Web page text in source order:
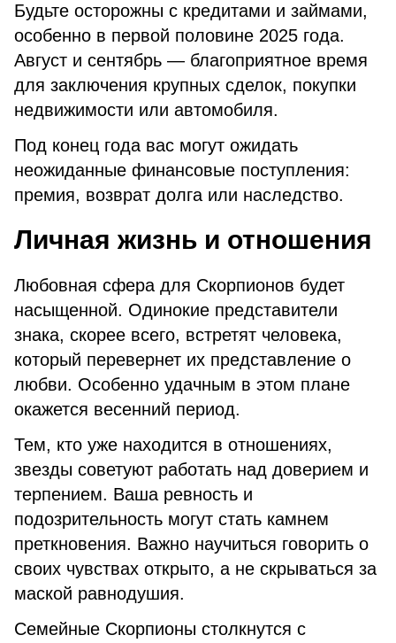
Будьте осторожны с кредитами и займами,
особенно в первой половине 2025 года.
Август и сентябрь — благоприятное время
для заключения крупных сделок, покупки
недвижимости или автомобиля.
Под конец года вас могут ожидать
неожиданные финансовые поступления:
премия, возврат долга или наследство.
Личная жизнь и отношения
Любовная сфера для Скорпионов будет
насыщенной. Одинокие представители
знака, скорее всего, встретят человека,
который перевернет их представление о
любви. Особенно удачным в этом плане
окажется весенний период.
Тем, кто уже находится в отношениях,
звезды советуют работать над доверием и
терпением. Ваша ревность и
подозрительность могут стать камнем
преткновения. Важно научиться говорить о
своих чувствах открыто, а не скрываться за
маской равнодушия.
Семейные Скорпионы столкнутся с